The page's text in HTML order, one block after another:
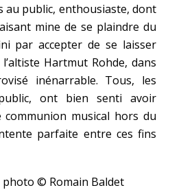
au public, enthousiaste, dont
mine de se plaindre du
par accepter de se laisser
Hartmut Rohde, dans
inénarrable. Tous, les
ont bien senti avoir
musical hors du
parfaite entre ces fins
© Romain Baldet